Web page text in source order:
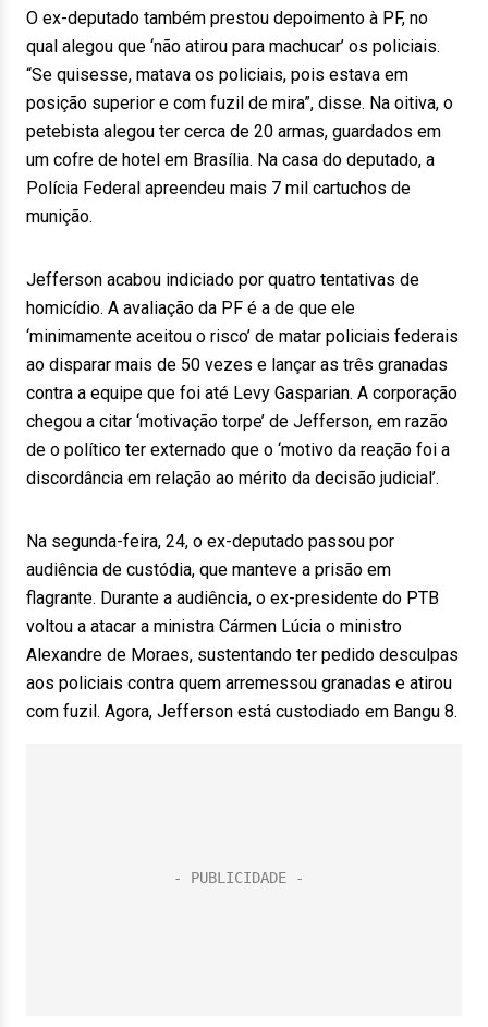
O ex-deputado também prestou depoimento à PF, no
qual alegou que ‘não atirou para machucar’ os policiais.
“Se quisesse, matava os policiais, pois estava em
posição superior e com fuzil de mira”, disse. Na oitiva, o
petebista alegou ter cerca de 20 armas, guardados em
um cofre de hotel em Brasília. Na casa do deputado, a
Polícia Federal apreendeu mais 7 mil cartuchos de
munição.
Jefferson acabou indiciado por quatro tentativas de
homicídio. A avaliação da PF é a de que ele
‘minimamente aceitou o risco’ de matar policiais federais
ao disparar mais de 50 vezes e lançar as três granadas
contra a equipe que foi até Levy Gasparian. A corporação
chegou a citar ‘motivação torpe’ de Jefferson, em razão
de o político ter externado que o ‘motivo da reação foi a
discordância em relação ao mérito da decisão judicial’.
Na segunda-feira, 24, o ex-deputado passou por
audiência de custódia, que manteve a prisão em
flagrante. Durante a audiência, o ex-presidente do PTB
voltou a atacar a ministra Cármen Lúcia o ministro
Alexandre de Moraes, sustentando ter pedido desculpas
aos policiais contra quem arremessou granadas e atirou
com fuzil. Agora, Jefferson está custodiado em Bangu 8.